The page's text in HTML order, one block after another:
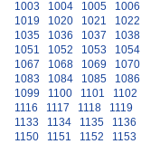
1003
1004 1005 1006
1019
1020 1021 1022
1035
1036 1037 1038
1051
1052 1053 1054
1067
1068 1069 1070
1083
1084 1085 1086
1099
1100 1101 1102
1116
1117 1118 1119
1133
1134 1135 1136
1150
1151 1152 1153